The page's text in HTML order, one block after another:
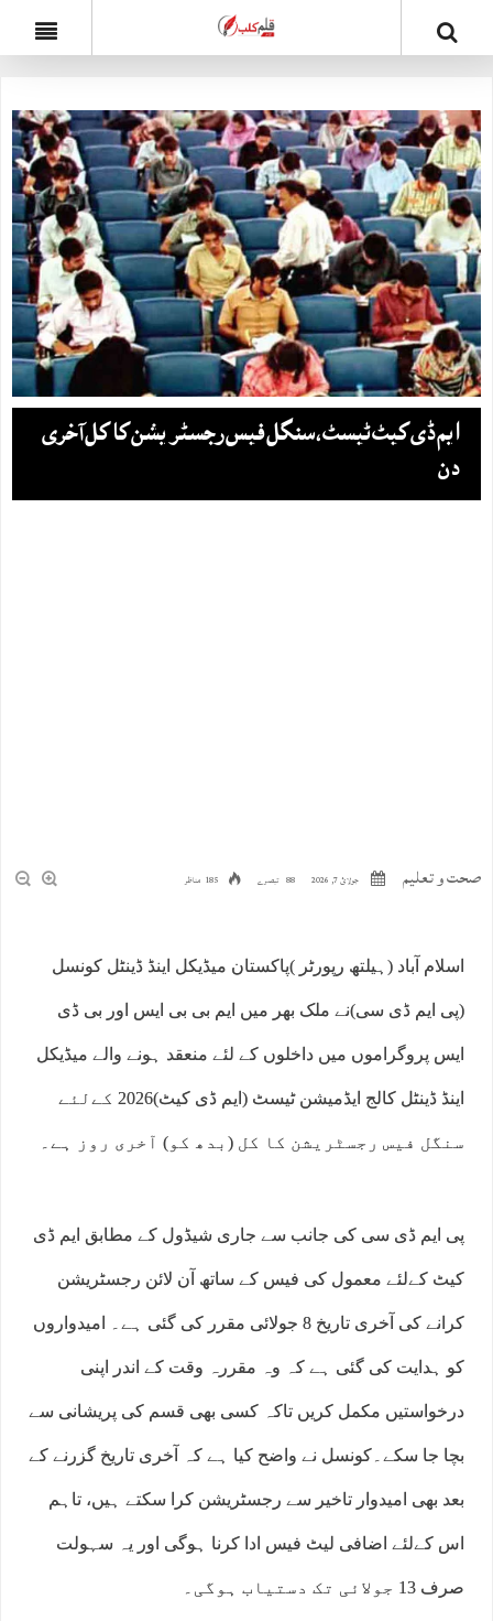
ایم ڈی کیٹ ٹیسٹ ، سنگل فیس رجسٹریشن کا کل آخری
دن
صحت و تعلیم جولائ 7, 2026 88 تبصرے 185 مناظر
اسلام آباد (ہیلتھ رپورٹر )پاکستان میڈیکل اینڈ ڈینٹل کونسل
(پی ایم ڈی سی)نے ملک بھر میں ایم بی بی ایس اور بی ڈی
ایس پروگراموں میں داخلوں کے لئے منعقد ہونے والے میڈیکل
اینڈ ڈینٹل کالج ایڈمیشن ٹیسٹ (ایم ڈی کیٹ)2026 کےلئے
سنگل فیس رجسٹریشن کا کل (بدھ کو) آخری روز ہے۔
پی ایم ڈی سی کی جانب سے جاری شیڈول کے مطابق ایم ڈی
کیٹ کےلئے معمول کی فیس کے ساتھ آن لائن رجسٹریشن
کرانے کی آخری تاریخ 8 جولائی مقرر کی گئی ہے۔ امیدواروں
کو ہدایت کی گئی ہے کہ وہ مقررہ وقت کے اندر اپنی
درخواستیں مکمل کریں تاکہ کسی بھی قسم کی پریشانی سے
بچا جا سکے۔کونسل نے واضح کیا ہے کہ آخری تاریخ گزرنے کے
بعد بھی امیدوار تاخیر سے رجسٹریشن کرا سکتے ہیں، تاہم
اس کےلئے اضافی لیٹ فیس ادا کرنا ہوگی اور یہ سہولت
صرف 13 جولائی تک دستیاب ہوگی۔